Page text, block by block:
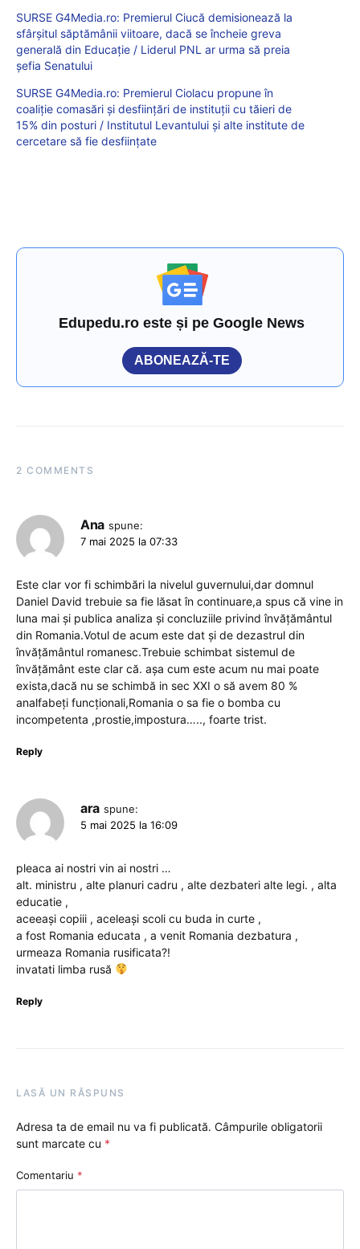
SURSE G4Media.ro: Premierul Ciucă demisionează la
sfârșitul săptămânii viitoare, dacă se încheie greva
generală din Educație / Liderul PNL ar urma să preia
șefia Senatului
SURSE G4Media.ro: Premierul Ciolacu propune în
coaliție comasări și desființări de instituții cu tăieri de
15% din posturi / Institutul Levantului și alte institute de
cercetare să fie desființate
Edupedu.ro este și pe Google News
ABONEAZĂ-TE
2 COMMENTS
Ana spune:
7 mai 2025 la 07:33
Este clar vor fi schimbări la nivelul guvernului,dar domnul
Daniel David trebuie sa fie lăsat în continuare,a spus că vine in
luna mai și publica analiza și concluziile privind învățământul
din Romania.Votul de acum este dat și de dezastrul din
învățământul romanesc.Trebuie schimbat sistemul de
învățământ este clar că. așa cum este acum nu mai poate
exista,dacă nu se schimbă in sec XXI o să avem 80 %
analfabeți funcționali,Romania o sa fie o bomba cu
incompetenta ,prostie,impostura….., foarte trist.
Reply
ara spune:
5 mai 2025 la 16:09
pleaca ai nostri vin ai nostri …
alt. ministru , alte planuri cadru , alte dezbateri alte legi. , alta
educatie ,
aceeași copiii , aceleași scoli cu buda in curte ,
a fost Romania educata , a venit Romania dezbatura ,
urmeaza Romania rusificata?!
invatati limba rusă
Reply
LASĂ UN RĂSPUNS
Adresa ta de email nu va fi publicată. Câmpurile obligatorii
sunt marcate cu *
Comentariu *